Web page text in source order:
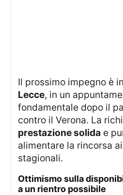
Il prossimo impegno è
Lecce, in un
fondamentale dopo il
contro il Verona. La
prestazione solida e
alimentare la rincorsa
stagionali.
ottimismo sulla disponibilità: spalletti apre
a un rientro possibile